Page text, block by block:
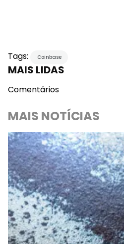
Tags: Coinbase
MAIS LIDAS
Comentários
MAIS NOTÍCIAS